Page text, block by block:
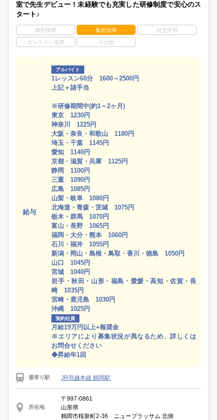
室で先生デビュー！未経験でも充実した研修制度で安心のス
タート♪
個別指導 集団指導 自立学習
オンライン指導 その他
給与
アルバイト
1レッスン60分 1600～2500円
上記＋諸手当
※研修期間中(約1～2ヶ月)
東京 1230円
神奈川 1225円
大阪・奈良・和歌山 1180円
埼玉・千葉 1145円
愛知 1140円
京都・滋賀・兵庫 1125円
静岡 1100円
三重 1090円
広島 1085円
山梨・岐阜 1080円
北海道・青森・茨城 1075円
栃木・群馬 1070円
富山・長野 1065円
福岡・大分・熊本 1060円
石川・福井 1055円
新潟・岡山・島根・鳥取・香川・徳島 1050円
山口 1045円
宮城 1040円
岩手・秋田・山形・福島・愛媛・高知・佐賀・長
崎 1035円
宮崎・鹿児島 1030円
沖縄 1025円
契約社員
月給19万円以上+報奨金
※エリアにより募集状況が異なるため、詳しくは
お問合せください
◆昇給年1回
最寄り駅 JR羽越本線 鶴岡駅
所在地
〒997-0861
山形県
鶴岡市桜新町2-36 ニューブラッサム 北側